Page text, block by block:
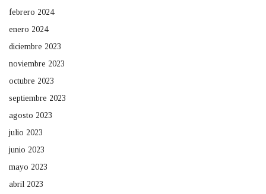
febrero 2024
enero 2024
diciembre 2023
noviembre 2023
octubre 2023
septiembre 2023
agosto 2023
julio 2023
junio 2023
mayo 2023
abril 2023